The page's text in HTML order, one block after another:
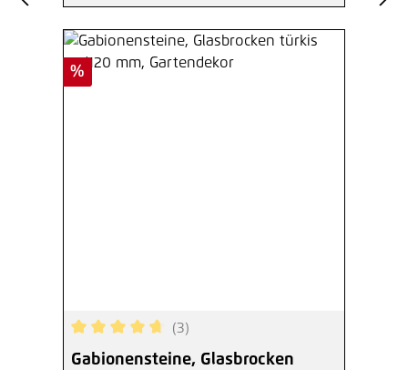
Rabatt
%
Durchschnittliche Bewertung von 4.67 von 5
(3)
Gabionensteine, Glasbrocken